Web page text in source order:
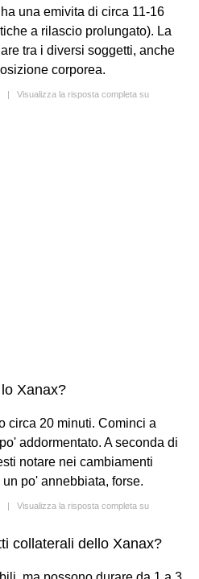
una emivita di circa 11-16
a rilascio prolungato). La
tra i diversi soggetti, anche
corporea.
| Visualizza la risposta completa su
Xanax?
circa 20 minuti. Cominci a
addormentato. A seconda di
notare nei cambiamenti
po' annebbiata, forse.
| Visualizza la risposta completa su
collaterali dello Xanax?